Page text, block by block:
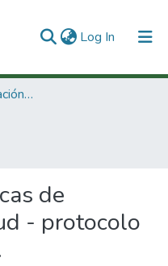
Log In (current)
3. Recursos de Información Científica y Tecnológica
de
- protocolo